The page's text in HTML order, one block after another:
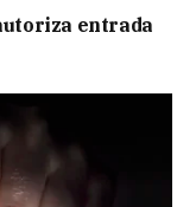
entrada